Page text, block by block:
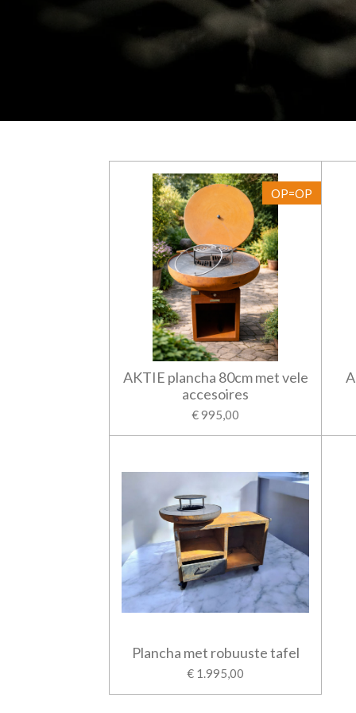
OP=OP
AKTIE plancha 80cm met vele
accesoires
€ 995,00
Plancha met robuuste tafel
€ 1.995,00